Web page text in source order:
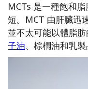
MCTs 是一種飽和
短。MCT 由肝臟迅
並不太可能以體脂
子油、棕櫚油和乳製